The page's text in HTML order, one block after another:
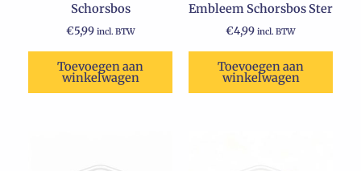
Schorsbos
€5,99 incl. BTW
Toevoegen aan
winkelwagen
Embleem Schorsbos Ster
€4,99 incl. BTW
Toevoegen aan
winkelwagen